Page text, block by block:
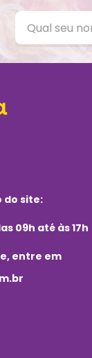
do site:
09h até às 17h
entre em